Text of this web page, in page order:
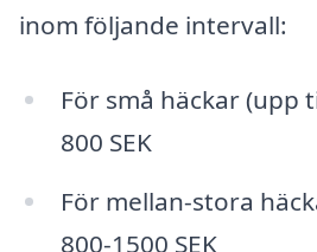
inom följande intervall:
För små häckar (upp
800 SEK
För mellan-stora
800-1500 SEK